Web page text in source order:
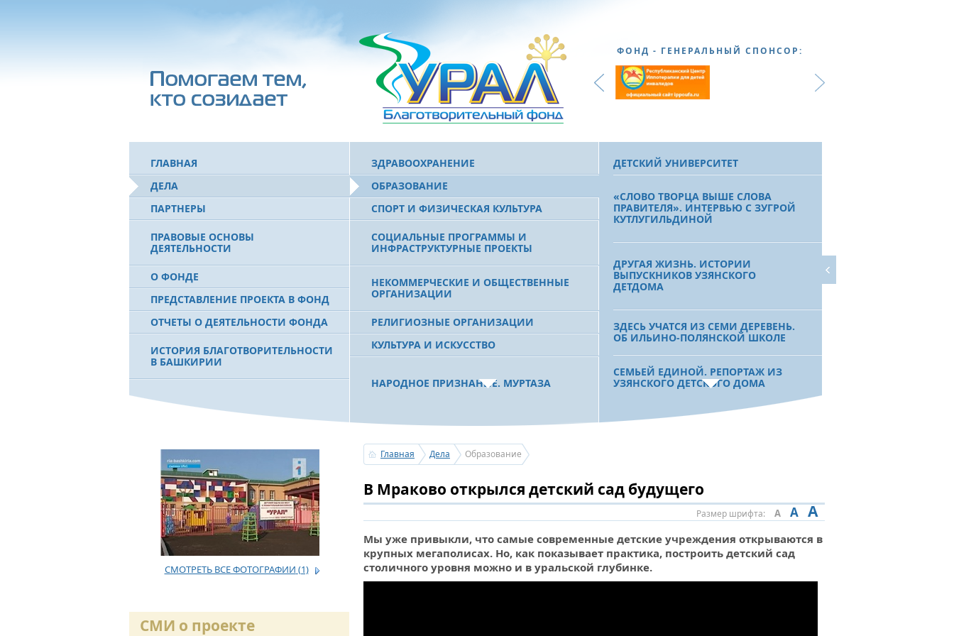
ФОНД - ГЕНЕРАЛЬНЫЙ СПОНСОР:
ГЛАВНАЯ
ДЕЛА
ПАРТНЕРЫ
ПРАВОВЫЕ ОСНОВЫ
ДЕЯТЕЛЬНОСТИ
О ФОНДЕ
ПРЕДСТАВЛЕНИЕ ПРОЕКТА В ФОНД
ОТЧЕТЫ О ДЕЯТЕЛЬНОСТИ ФОНДА
ИСТОРИЯ БЛАГОТВОРИТЕЛЬНОСТИ
В БАШКИРИИ
МУРТАЗЕ РАХИМОВЕ
ЗДРАВООХРАНЕНИЕ
ОБРАЗОВАНИЕ
СПОРТ И ФИЗИЧЕСКАЯ КУЛЬТУРА
СОЦИАЛЬНЫЕ ПРОГРАММЫ И
ИНФРАСТРУКТУРНЫЕ ПРОЕКТЫ
НЕКОММЕРЧЕСКИЕ И ОБЩЕСТВЕННЫЕ
ОРГАНИЗАЦИИ
РЕЛИГИОЗНЫЕ ОРГАНИЗАЦИИ
КУЛЬТУРА И ИСКУССТВО
НАРОДНОЕ ПРИЗНАНИЕ. МУРТАЗА
ПОЗДРАВЛЕНИЕ ПЕРВОГО ПРЕЗИДЕНТА
БАШКОРТОСТАНА, ПРЕДСЕДАТЕЛЯ
«УРАЛ» М.Г.РАХИМОВА
УСЕРГАН. ИЗДАН XХХV ТОМ «ИСТОРИИ
БАШКИРСКИХ РОДОВ»
ДЕТСКИЙ УНИВЕРСИТЕТ
«СЛОВО ТВОРЦА ВЫШЕ СЛОВА
ПРАВИТЕЛЯ». ИНТЕРВЬЮ С ЗУГРОЙ
КУТЛУГИЛЬДИНОЙ
ДРУГАЯ ЖИЗНЬ. ИСТОРИИ
ВЫПУСКНИКОВ УЗЯНСКОГО
ДЕТДОМА
ЗДЕСЬ УЧАТСЯ ИЗ СЕМИ ДЕРЕВЕНЬ.
ОБ ИЛЬИНО-ПОЛЯНСКОЙ ШКОЛЕ
СЕМЬЕЙ ЕДИНОЙ. РЕПОРТАЖ ИЗ
УЗЯНСКОГО ДЕТСКОГО ДОМА
В ПОИСКАХ ГЕНИАЛЬНОСТИ. БГПУ
«СЛОВО ТВОРЦА ВЫШЕ СЛОВА
ПРАВИТЕЛЕЙ». ИНТЕРВЬЮ С
РАВИЛЕМ БИКБАЕВЫМ
ДЛЯ УЧЕБЫ И КОМФОРТА.
БАЙМАКСКИЙ ЛИЦЕЙ-ИНТЕРНАТ
ПОЛУЧИЛ ОЧЕРЕДНУЮ ПОМОЩЬ
СМОТРЕТЬ ВСЕ ФОТОГРАФИИ (1)
СМИ о проекте
Главная Дела Образование
В Мраково открылся детский сад будущего
Размер шрифта: A A A
Мы уже привыкли, что самые современные детские учреждения открываются в
крупных мегаполисах. Но, как показывает практика, построить детский сад
столичного уровня можно и в уральской глубинке.